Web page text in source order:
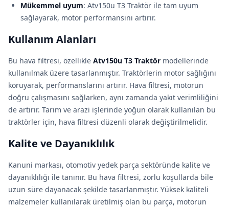
Mükemmel uyum: Atv150u T3 Traktör ile tam uyum
sağlayarak, motor performansını artırır.
Kullanım Alanları
Bu hava filtresi, özellikle Atv150u T3 Traktör modellerinde
kullanılmak üzere tasarlanmıştır. Traktörlerin motor sağlığını
koruyarak, performanslarını artırır. Hava filtresi, motorun
doğru çalışmasını sağlarken, aynı zamanda yakıt verimliliğini
de artırır. Tarım ve arazi işlerinde yoğun olarak kullanılan bu
traktörler için, hava filtresi düzenli olarak değiştirilmelidir.
Kalite ve Dayanıklılık
Kanuni markası, otomotiv yedek parça sektöründe kalite ve
dayanıklılığı ile tanınır. Bu hava filtresi, zorlu koşullarda bile
uzun süre dayanacak şekilde tasarlanmıştır. Yüksek kaliteli
malzemeler kullanılarak üretilmiş olan bu parça, motorun